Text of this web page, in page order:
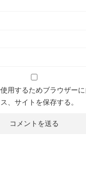
用するためブラウザー
、サイトを保存する。